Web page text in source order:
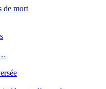
de mort